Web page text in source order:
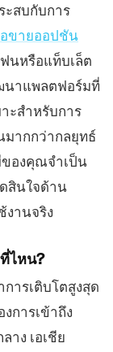
สบกับการ
ขายออปชัน
นหรือแท็บเล็ต
นาแพลตฟอร์มที่
ะสำหรับการ
ากกว่ากลยุทธ์
ของคุณจำเป็น
สินใจด้าน
งานจริง
ไหน?
ารเติบโตสูงสุด
การเข้าถึง
าง เอเชีย